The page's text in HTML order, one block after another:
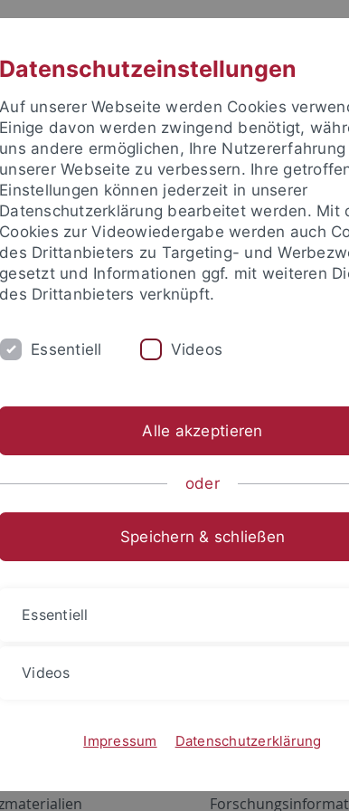
FORSCHUNG
um sich anzumelden:
Netzwerk
ALMA
Datenschutzeinstellungen
Auf unserer Webseite werden Cookies
Einige davon werden zwingend benötigt,
uns andere ermöglichen, Ihre
unserer Webseite zu verbessern. Ihre
Einstellungen können jederzeit in unserer
Datenschutzerklärung bearbeitet werden. Mit
Cookies zur Videowiedergabe werden auch
des Drittanbieters zu Targeting- und
gesetzt und Informationen ggf. mit weiteren
des Drittanbieters verknüpft.
Essentiell Videos
Alle akzeptieren
oder
Speichern & schließen
Essentiell
Videos
Impressum Datenschutzerklärung